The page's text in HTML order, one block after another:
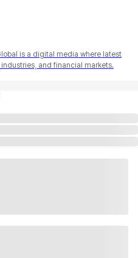
is a digital media where latest
and financial markets.